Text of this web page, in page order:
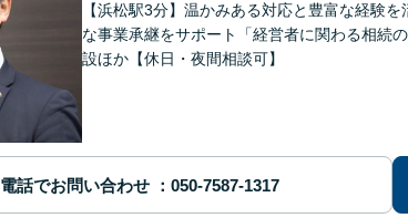
【浜松駅3分】温かみある対応と豊富な経験
な事業承継をサポート「経営者に関わる相続
設ほか【休日・夜間相談可】
電話でお問い合わせ